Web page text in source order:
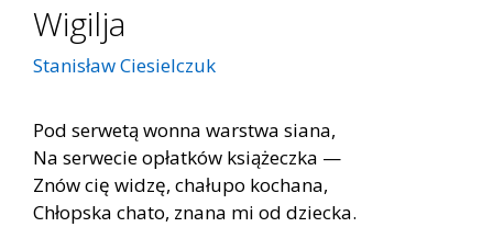
Wigilja
Stanisław Ciesielczuk
Pod serwetą wonna warstwa siana,
Na serwecie opłatków książeczka —
Znów cię widzę, chałupo kochana,
Chłopska chato, znana mi od dziecka.